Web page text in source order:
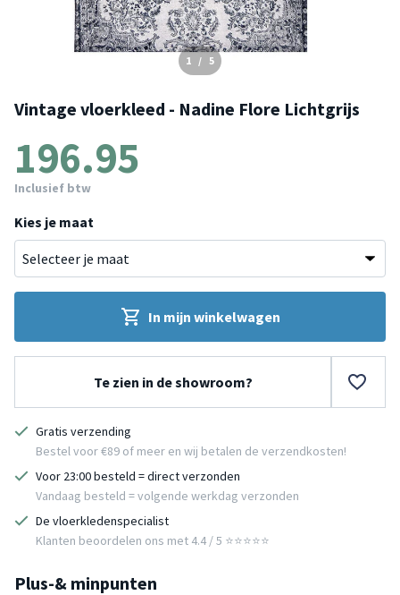
1 / 5
Vintage vloerkleed - Nadine Flore Lichtgrijs
196.95
Inclusief btw
Kies je maat
In mijn winkelwagen
Te zien in de showroom?
Gratis verzending
Bestel voor €89 of meer en wij betalen de verzendkosten!
Voor 23:00 besteld = direct verzonden
Vandaag besteld = volgende werkdag verzonden
De vloerkledenspecialist
Klanten beoordelen ons met 4.4 / 5 ⭐⭐⭐⭐⭐
Plus-& minpunten